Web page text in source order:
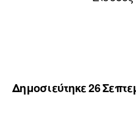
Δημοσιεύτηκε 26